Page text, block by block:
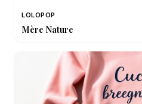
LOLOPOP
Mère Nature